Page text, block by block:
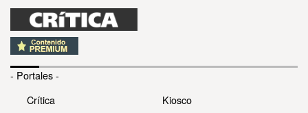
- Portales -
Crítica
Kiosco